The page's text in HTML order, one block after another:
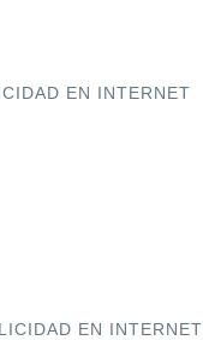
EN INTERNET
EN INTERNET